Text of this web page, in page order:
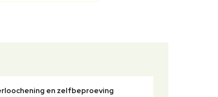
en zelfbeproeving